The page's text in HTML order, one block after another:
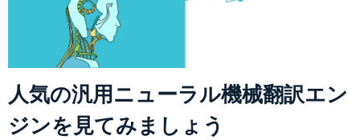
人気の汎用ニューラル機械翻訳エン
ジンを見てみましょう